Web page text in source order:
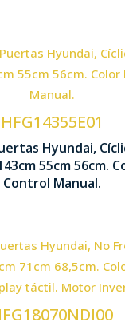
HFG14355E01
Hyundai,
55cm 56cm.
Control Manual.
Cíclica
LED
No Frost